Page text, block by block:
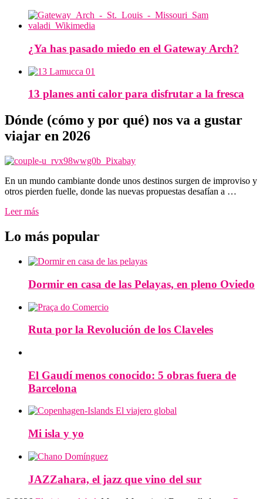
¿Ya has pasado miedo en el Gateway Arch?
13 planes anti calor para disfrutar a la fresca
Dónde (cómo y por qué) nos va a gustar
viajar en 2026
En un mundo cambiante donde unos destinos surgen de improviso y
otros pierden fuelle, donde las nuevas propuestas desafían a …
Leer más
Lo más popular
Dormir en casa de las Pelayas, en pleno Oviedo
Ruta por la Revolución de los Claveles
El Gaudí menos conocido: 5 obras fuera de
Barcelona
Mi isla y yo
JAZZahara, el jazz que vino del sur